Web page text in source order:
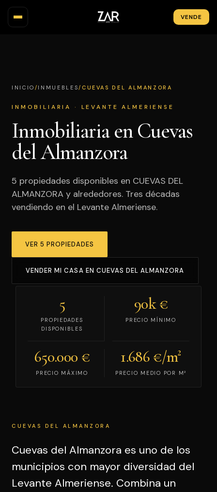
VENDE
ZONAS
INVERSIÓN
NOSOTROS
BLOG
CONTACTO
VENDE TU CASA
INICIO / INMUEBLES/ CUEVAS DEL ALMANZORA
INMOBILIARIA · LEVANTE ALMERIENSE
Inmobiliaria en Cuevas
del Almanzora
5 propiedades disponibles en CUEVAS DEL
ALMANZORA y alrededores. Tres décadas
vendiendo en el Levante Almeriense.
VER 5 PROPIEDADES
VENDER MI CASA EN CUEVAS DEL ALMANZORA
5
PROPIEDADES
DISPONIBLES
90k €
PRECIO MÍNIMO
650.000 €
PRECIO MÁXIMO
1.686 €/m²
PRECIO MEDIO POR M²
CUEVAS DEL ALMANZORA
Cuevas del Almanzora es uno de los
municipios con mayor diversidad del
Levante Almeriense. Combina un